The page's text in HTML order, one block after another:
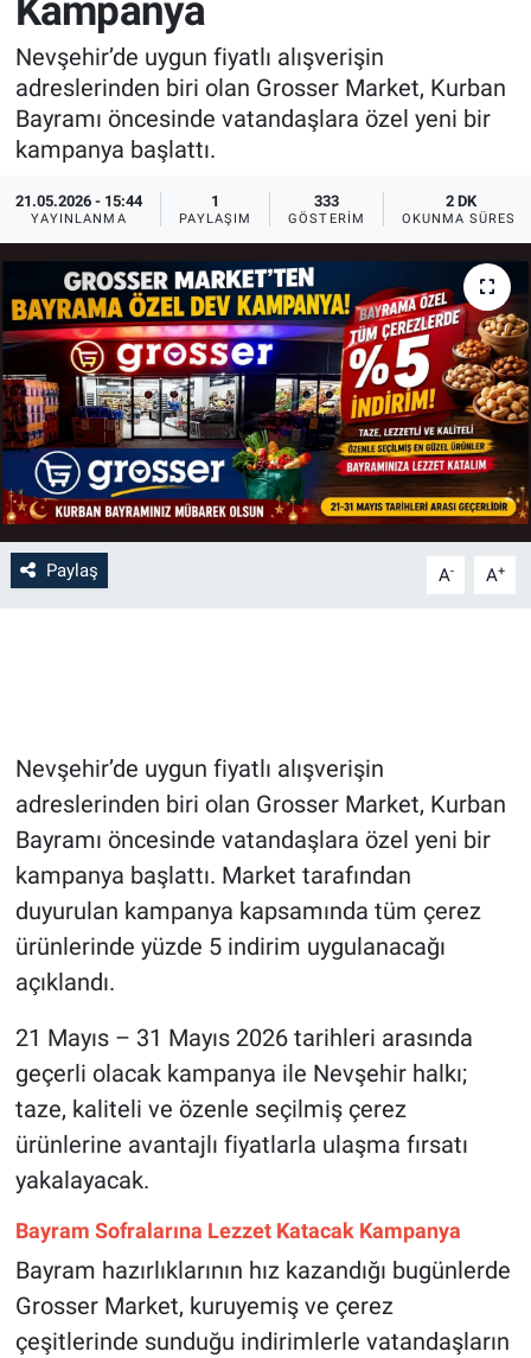
Kampanya
Nevşehir’de uygun fiyatlı alışverişin
adreslerinden biri olan Grosser Market, Kurban
Bayramı öncesinde vatandaşlara özel yeni bir
kampanya başlattı.
21.05.2026 - 15:44
YAYINLANMA
1
PAYLAŞIM
333
GÖSTERIM
2 DK
OKUNMA SÜRESI
Paylaş A- A+
Nevşehir’de uygun fiyatlı alışverişin
adreslerinden biri olan Grosser Market, Kurban
Bayramı öncesinde vatandaşlara özel yeni bir
kampanya başlattı. Market tarafından
duyurulan kampanya kapsamında tüm çerez
ürünlerinde yüzde 5 indirim uygulanacağı
açıklandı.
21 Mayıs – 31 Mayıs 2026 tarihleri arasında
geçerli olacak kampanya ile Nevşehir halkı;
taze, kaliteli ve özenle seçilmiş çerez
ürünlerine avantajlı fiyatlarla ulaşma fırsatı
yakalayacak.
Bayram Sofralarına Lezzet Katacak Kampanya
Bayram hazırlıklarının hız kazandığı bugünlerde
Grosser Market, kuruyemiş ve çerez
çeşitlerinde sunduğu indirimlerle vatandaşların
Sağlık
Yerel
Genel
Asayiş
İlan - Duyuru- Mesaj
Türkiye Gündemi
Sizden Gelenler
Yaşam
Sağlık
Eğitim
Kültür
3.Sayfa
Medya
Bilim-Tek
Kayseri
Niğde
Aksaray
Kırşehir
Genel
Asayiş
Kültür - Sanat
Magazin
İlan - Duyuru- Mesaj
Türkiye Gündemi
Sizden Gelenler